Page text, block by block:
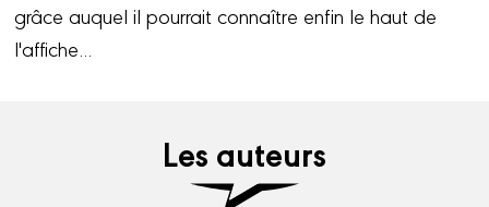
grâce auquel il pourrait connaître enfin le haut de
l'affiche...
Les auteurs